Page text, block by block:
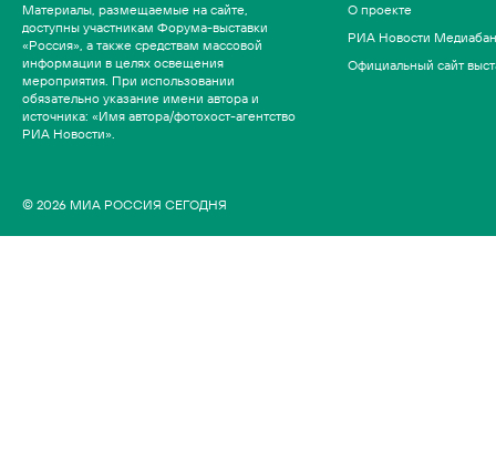
Материалы, размещаемые на сайте,
доступны участникам Форума-выставки
«Россия», а также средствам массовой
информации в целях освещения
мероприятия. При использовании
обязательно указание имени автора и
источника: «Имя автора/фотохост-агентство
РИА Новости».
О проекте
РИА Новости
Официальный сайт
© 2026 МИА РОССИЯ СЕГОДНЯ